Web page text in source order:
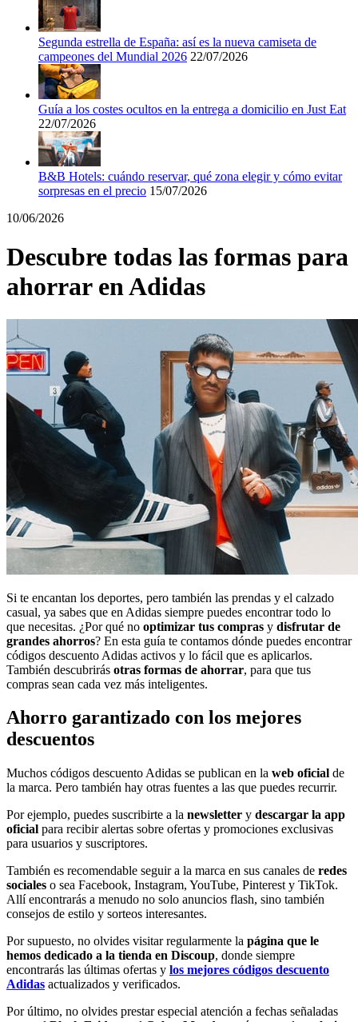
Temu
MediaMarkt
Ikea
El Corte
Inglés
Cosméticos y
Perfumes
Tiempo libre
Coches y
Motos
Salud y
Segunda estrella de España: así es la nueva camiseta de
campeones del Mundial 2026 22/07/2026
Guía a los costes ocultos en la entrega a domicilio en Just Eat
22/07/2026
B&B Hotels: cuándo reservar, qué zona elegir y cómo evitar
sorpresas en el precio 15/07/2026
10/06/2026
Descubre todas las formas para
ahorrar en Adidas
Si te encantan los deportes, pero también las prendas y el calzado
casual, ya sabes que en Adidas siempre puedes encontrar todo lo
que necesitas. ¿Por qué no optimizar tus compras y disfrutar de
grandes ahorros? En esta guía te contamos dónde puedes encontrar
códigos descuento Adidas activos y lo fácil que es aplicarlos.
También descubrirás otras formas de ahorrar, para que tus
compras sean cada vez más inteligentes.
Ahorro garantizado con los mejores
descuentos
Muchos códigos descuento Adidas se publican en la web oficial de
la marca. Pero también hay otras fuentes a las que puedes recurrir.
Por ejemplo, puedes suscribirte a la newsletter y descargar la app
oficial para recibir alertas sobre ofertas y promociones exclusivas
para usuarios y suscriptores.
También es recomendable seguir a la marca en sus canales de redes
sociales o sea Facebook, Instagram, YouTube, Pinterest y TikTok.
Allí encontrarás a menudo no solo anuncios flash, sino también
consejos de estilo y sorteos interesantes.
Por supuesto, no olvides visitar regularmente la página que le
hemos dedicado a la tienda en Discoup, donde siempre
encontrarás las últimas ofertas y los mejores códigos descuento
Adidas actualizados y verificados.
Por último, no olvides prestar especial atención a fechas señaladas